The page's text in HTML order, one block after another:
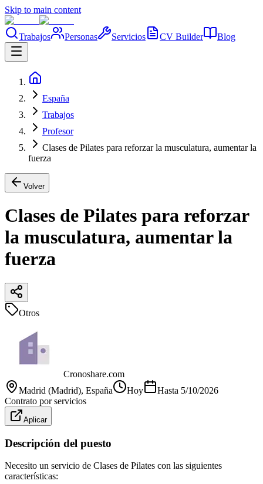
Skip to main content
Trabajos Personas Servicios CV Builder Blog
España
Trabajos
Profesor
Clases de Pilates para reforzar la musculatura, aumentar la
fuerza
Volver
Clases de Pilates para reforzar
la musculatura, aumentar la
fuerza
Otros
Cronoshare.com
Madrid (Madrid), España Hoy Hasta 5/10/2026
Contrato por servicios
Aplicar
Descripción del puesto
Necesito un servicio de Clases de Pilates con las siguientes
características: